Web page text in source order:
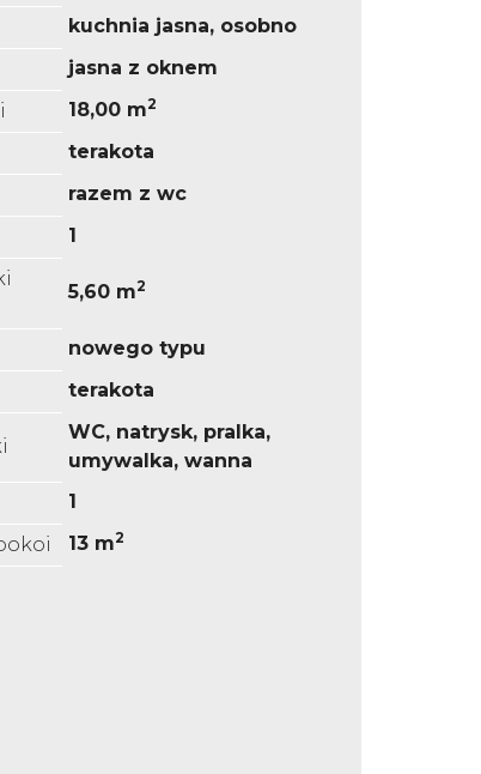
kuchnia jasna, osobno
jasna z oknem
18,00 m2
terakota
razem z wc
1
5,60 m2
nowego typu
terakota
WC, natrysk, pralka,
umywalka, wanna
1
13 m2